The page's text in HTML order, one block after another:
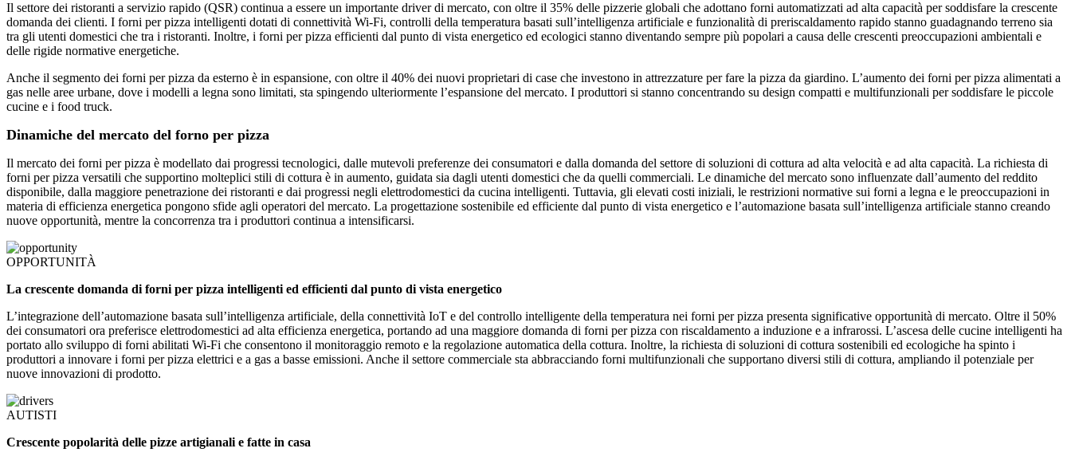
Il settore dei ristoranti a servizio rapido (QSR) continua a essere un importante driver di mercato, con oltre il 35% delle pizzerie globali che adottano forni automatizzati ad alta capacità per soddisfare la crescente
domanda dei clienti. I forni per pizza intelligenti dotati di connettività Wi-Fi, controlli della temperatura basati sull’intelligenza artificiale e funzionalità di preriscaldamento rapido stanno guadagnando terreno sia
tra gli utenti domestici che tra i ristoranti. Inoltre, i forni per pizza efficienti dal punto di vista energetico ed ecologici stanno diventando sempre più popolari a causa delle crescenti preoccupazioni ambientali e
delle rigide normative energetiche.
Anche il segmento dei forni per pizza da esterno è in espansione, con oltre il 40% dei nuovi proprietari di case che investono in attrezzature per fare la pizza da giardino. L’aumento dei forni per pizza alimentati a
gas nelle aree urbane, dove i modelli a legna sono limitati, sta spingendo ulteriormente l’espansione del mercato. I produttori si stanno concentrando su design compatti e multifunzionali per soddisfare le piccole
cucine e i food truck.
Dinamiche del mercato del forno per pizza
Il mercato dei forni per pizza è modellato dai progressi tecnologici, dalle mutevoli preferenze dei consumatori e dalla domanda del settore di soluzioni di cottura ad alta velocità e ad alta capacità. La richiesta di
forni per pizza versatili che supportino molteplici stili di cottura è in aumento, guidata sia dagli utenti domestici che da quelli commerciali. Le dinamiche del mercato sono influenzate dall’aumento del reddito
disponibile, dalla maggiore penetrazione dei ristoranti e dai progressi negli elettrodomestici da cucina intelligenti. Tuttavia, gli elevati costi iniziali, le restrizioni normative sui forni a legna e le preoccupazioni in
materia di efficienza energetica pongono sfide agli operatori del mercato. La progettazione sostenibile ed efficiente dal punto di vista energetico e l’automazione basata sull’intelligenza artificiale stanno creando
nuove opportunità, mentre la concorrenza tra i produttori continua a intensificarsi.
OPPORTUNITÀ
La crescente domanda di forni per pizza intelligenti ed efficienti dal punto di vista energetico
L’integrazione dell’automazione basata sull’intelligenza artificiale, della connettività IoT e del controllo intelligente della temperatura nei forni per pizza presenta significative opportunità di mercato. Oltre il 50%
dei consumatori ora preferisce elettrodomestici ad alta efficienza energetica, portando ad una maggiore domanda di forni per pizza con riscaldamento a induzione e a infrarossi. L’ascesa delle cucine intelligenti ha
portato allo sviluppo di forni abilitati Wi-Fi che consentono il monitoraggio remoto e la regolazione automatica della cottura. Inoltre, la richiesta di soluzioni di cottura sostenibili ed ecologiche ha spinto i
produttori a innovare i forni per pizza elettrici e a gas a basse emissioni. Anche il settore commerciale sta abbracciando forni multifunzionali che supportano diversi stili di cottura, ampliando il potenziale per
nuove innovazioni di prodotto.
AUTISTI
Crescente popolarità delle pizze artigianali e fatte in casa